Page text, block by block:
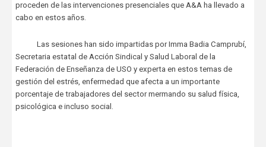
proceden de las intervenciones presenciales que A&A ha llevado a
cabo en estos años.
Las sesiones han sido impartidas por Imma Badia Camprubí,
Secretaria estatal de Acción Sindical y Salud Laboral de la
Federación de Enseñanza de USO y experta en estos temas de
gestión del estrés, enfermedad que afecta a un importante
porcentaje de trabajadores del sector mermando su salud física,
psicológica e incluso social.